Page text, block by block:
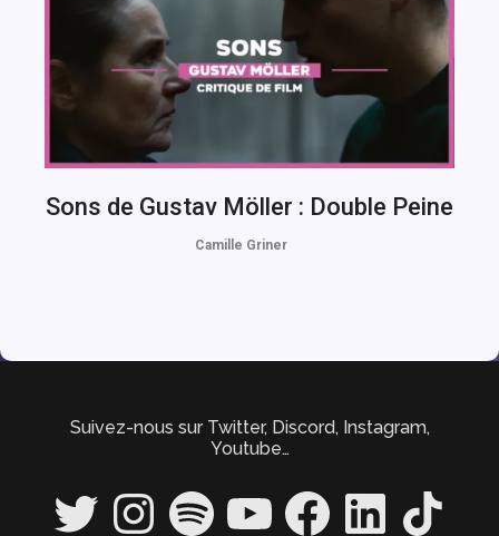
Sons de Gustav Möller : Double Peine
Camille Griner
Suivez-nous sur Twitter, Discord, Instagram,
Youtube…
Twitter InstagramSpotify YouTube FacebookLinkedIn TikTok